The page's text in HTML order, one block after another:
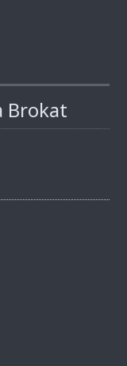
Brokat